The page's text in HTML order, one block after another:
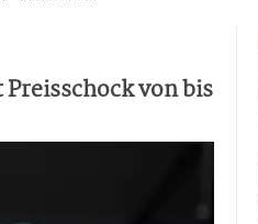
von bis